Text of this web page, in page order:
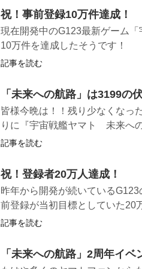
祝！事前登録10万件達成！
現在開発中のG123最新ゲーム
10万件を達成したそうです！
記事を読む
「未来への航路」は3199の
皆様今晩は！！残り少なくなっ
りに『宇宙戦艦ヤマト 未来へ
記事を読む
祝！登録者20万人達成！
昨年から開発が続いている
前登録が当初目標としていた20
記事を読む
「未来への航路」2周年イベ